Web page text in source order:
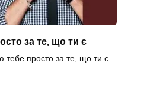
за те, що ти є
просто за те, що ти є.